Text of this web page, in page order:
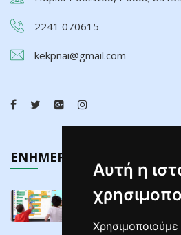
Αυτή η
2241 070615
kekpnai@gmail.com
ΕΝΗΜΕΡΩΣΗ
Τελευταίος Κύκλος